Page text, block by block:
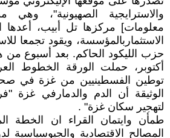
والاسترايجية الصهيونية"،
معلومات] مركزها تل أبيب، أعدها
الاستثماربالمؤسسة، ويقود تجمعا
أكتوبر، حملت الورقة الخطوط
توطين الفسطينيين من غزة في
الوثيقة أن الدم والدمارفي غزة
لتهجير سكان غزة" .
طمأن وايتمان القراء ان الخطة
المصالح الاقتصادية والجيوسياسية